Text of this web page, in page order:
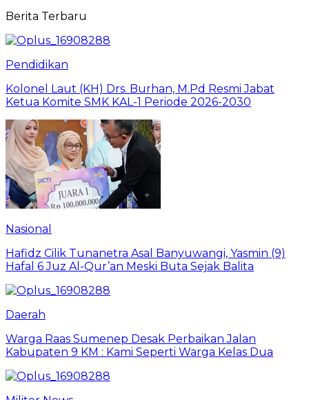
Berita Terbaru
Pendidikan
Kolonel Laut (KH) Drs. Burhan, M.Pd Resmi Jabat
Ketua Komite SMK KAL-1 Periode 2026-2030
Nasional
Hafidz Cilik Tunanetra Asal Banyuwangi, Yasmin (9)
Hafal 6 Juz Al-Qur’an Meski Buta Sejak Balita
Daerah
Warga Raas Sumenep Desak Perbaikan Jalan
Kabupaten 9 KM : Kami Seperti Warga Kelas Dua